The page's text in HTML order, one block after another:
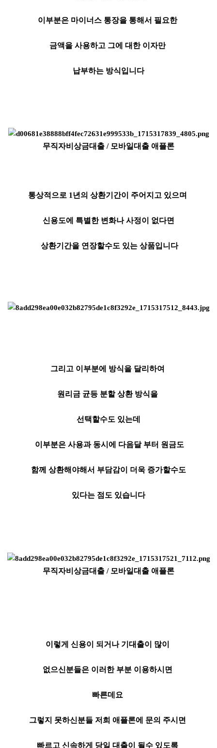
이부분은 마이너스 통장을 통해서 필요한
금액을 사용하고 그에 대한 이자만
납부하는 방식입니다
무직자비상금대출 / 모바일대출 애플론
통상적으로 1년의 상환기간이 주어지고 있으며
신용도에 특별한 변화나 사정이 없다면
상환기간을 연장할수도 있는 상품입니다
그리고 이부분에 방식을 달리하여
원리금 균등 분할 상환 방식을
선택할수도 있는데
이부분은 사용과 동시에 다음달 부터 원금도
함께 상환해야해서 부담감이 더욱 증가할수도
있다는 점도 있습니다
무직자비상금대출 / 모바일대출 애플론
이렇게 신용이 되거나 기대출이 많이
없으신분들은 이러한 부분 이용하시면
빠른데요
그렇지 못하신분들 저희 애플론에 문의 주시면
빠르고 신속하게 당일 대출이 될수 있도록